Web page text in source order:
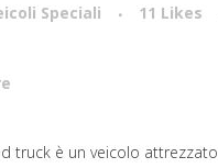
Speciali 11 Likes
comando
truck è un veicolo attrezzato